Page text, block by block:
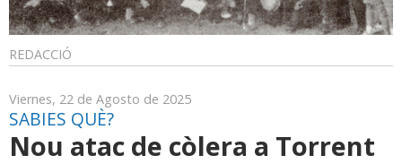
REDACCIÓ
Viernes, 22 de Agosto de 2025
SABIES QUÈ?
Nou atac de còlera a Torrent